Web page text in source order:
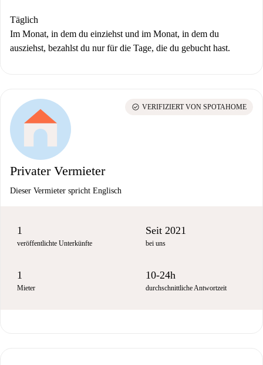
Täglich
Im Monat, in dem du einziehst und im Monat, in dem du
ausziehst, bezahlst du nur für die Tage, die du gebucht hast.
Privater Vermieter
Dieser Vermieter spricht Englisch
check_circle VERIFIZIERT VON SPOTAHOME
1
veröffentlichte Unterkünfte
Seit 2021
bei uns
1
Mieter
10-24h
durchschnittliche Antwortzeit